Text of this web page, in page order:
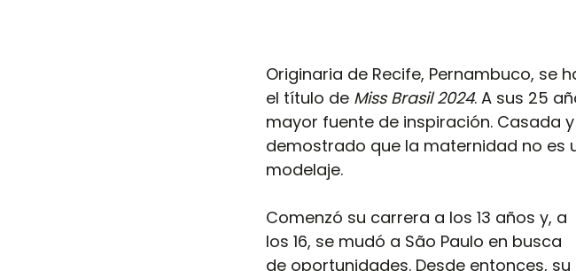
Originaria de Recife, Pernambuco, se
el título de Miss Brasil 2024. A sus 25
mayor fuente de inspiración. Casada
demostrado que la maternidad no es
modelaje.
Comenzó su carrera a los 13 años y, a
los 16, se mudó a São Paulo en busca
de oportunidades. Desde entonces, su